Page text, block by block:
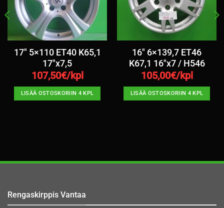
17″ 5×110 ET40 K65,1
17″x7,5
107,50€/kpl
LISÄÄ OSTOSKORIIN 4 KPL
16″ 6×139,7 ET46
K67,1 16″x7 / H546
105,00€/kpl
LISÄÄ OSTOSKORIIN 4 KPL
Rengaskirppis Vantaa